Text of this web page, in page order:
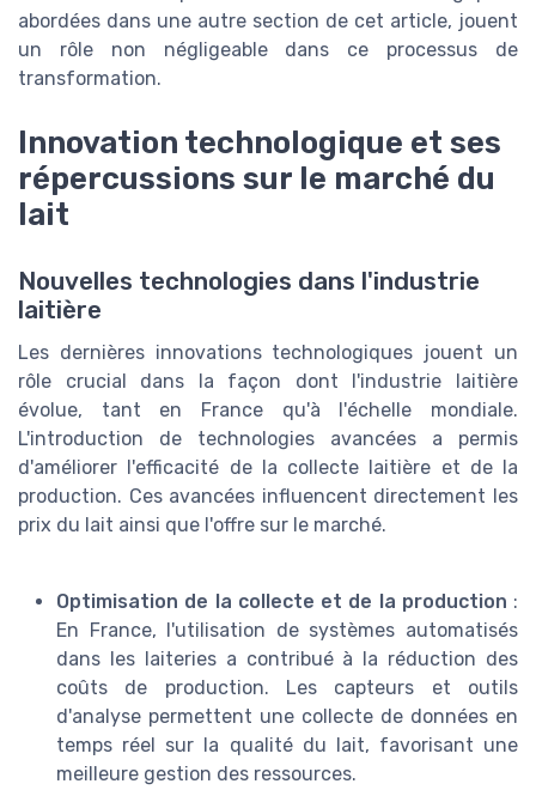
abordées dans une autre section de cet article, jouent
un rôle non négligeable dans ce processus de
transformation.
Innovation technologique et ses
répercussions sur le marché du
lait
Nouvelles technologies dans l'industrie
laitière
Les dernières innovations technologiques jouent un
rôle crucial dans la façon dont l'industrie laitière
évolue, tant en France qu'à l'échelle mondiale.
L'introduction de technologies avancées a permis
d'améliorer l'efficacité de la collecte laitière et de la
production. Ces avancées influencent directement les
prix du lait ainsi que l'offre sur le marché.
Optimisation de la collecte et de la production :
En France, l'utilisation de systèmes automatisés
dans les laiteries a contribué à la réduction des
coûts de production. Les capteurs et outils
d'analyse permettent une collecte de données en
temps réel sur la qualité du lait, favorisant une
meilleure gestion des ressources.